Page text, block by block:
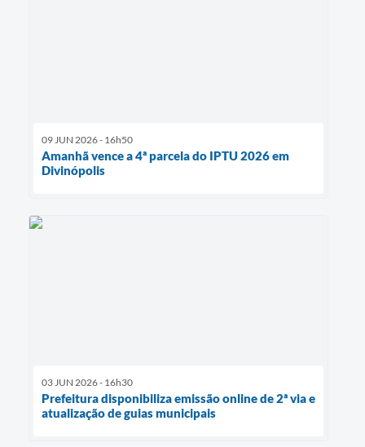
09 JUN 2026 - 16h50
Amanhã vence a 4ª parcela do IPTU 2026 em
Divinópolis
03 JUN 2026 - 16h30
Prefeitura disponibiliza emissão online de 2ª via e
atualização de guias municipais